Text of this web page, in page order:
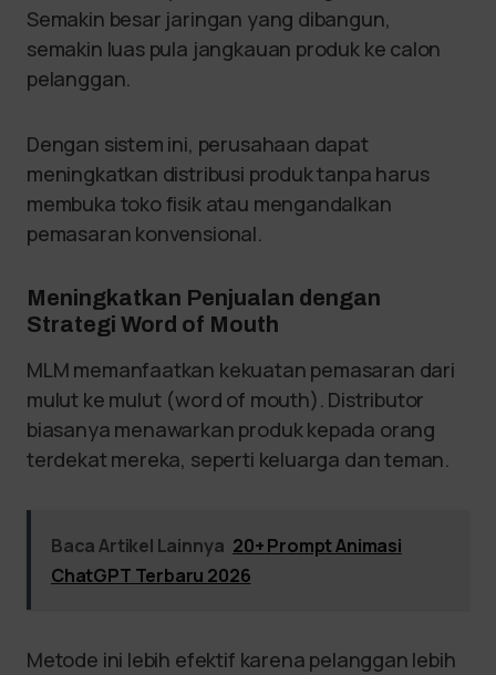
Semakin besar jaringan yang dibangun,
semakin luas pula jangkauan produk ke calon
pelanggan.
Dengan sistem ini, perusahaan dapat
meningkatkan distribusi produk tanpa harus
membuka toko fisik atau mengandalkan
pemasaran konvensional.
Meningkatkan Penjualan dengan
Strategi Word of Mouth
MLM memanfaatkan kekuatan pemasaran dari
mulut ke mulut (word of mouth). Distributor
biasanya menawarkan produk kepada orang
terdekat mereka, seperti keluarga dan teman.
Baca Artikel Lainnya 20+ Prompt Animasi
ChatGPT Terbaru 2026
Metode ini lebih efektif karena pelanggan lebih